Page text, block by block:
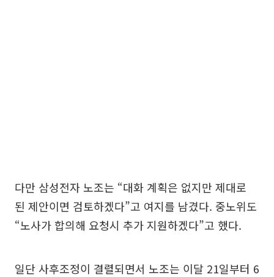
다만 삼성전자 노조는 “대화 계획은 없지만 제대로
된 제안이면 검토하겠다”고 여지를 남겼다. 중노위도
“노사가 합의해 요청시 추가 지원하겠다”고 했다.
일단 사후조정이 결렬되면서 노조는 이달 21일부터 6